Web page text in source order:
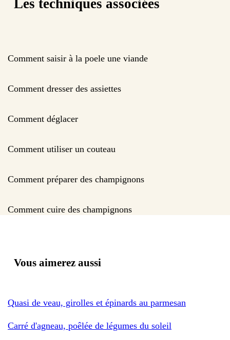
Les techniques associées
Comment saisir à la poele une viande
Comment dresser des assiettes
Comment déglacer
Comment utiliser un couteau
Comment préparer des champignons
Comment cuire des champignons
Vous aimerez aussi
Quasi de veau, girolles et épinards au parmesan
Carré d'agneau, poêlée de légumes du soleil